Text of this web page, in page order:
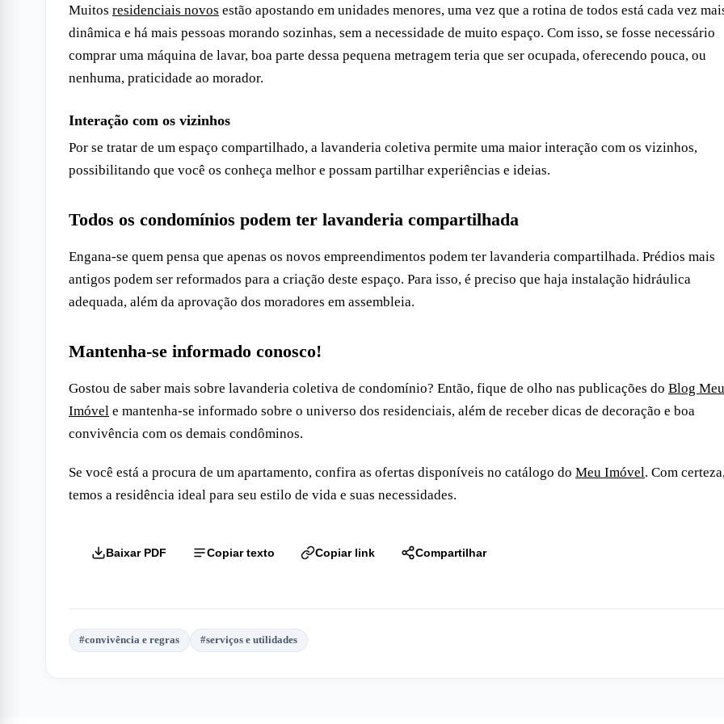
Muitos residenciais novos estão apostando em unidades menores, uma vez que a rotina de todos está cada vez
dinâmica e há mais pessoas morando sozinhas, sem a necessidade de muito espaço. Com isso, se fosse necessário
comprar uma máquina de lavar, boa parte dessa pequena metragem teria que ser ocupada, oferecendo pouca, ou
nenhuma, praticidade ao morador.
Interação com os vizinhos
Por se tratar de um espaço compartilhado, a lavanderia coletiva permite uma maior interação com os vizinhos,
possibilitando que você os conheça melhor e possam partilhar experiências e ideias.
Todos os condomínios podem ter lavanderia compartilhada
Engana-se quem pensa que apenas os novos empreendimentos podem ter lavanderia compartilhada. Prédios mais
antigos podem ser reformados para a criação deste espaço. Para isso, é preciso que haja instalação hidráulica
adequada, além da aprovação dos moradores em assembleia.
Mantenha-se informado conosco!
Gostou de saber mais sobre lavanderia coletiva de condomínio? Então, fique de olho nas publicações do Blog Meu
Imóvel e mantenha-se informado sobre o universo dos residenciais, além de receber dicas de decoração e boa
convivência com os demais condôminos.
Se você está a procura de um apartamento, confira as ofertas disponíveis no catálogo do Meu Imóvel. Com
temos a residência ideal para seu estilo de vida e suas necessidades.
Baixar PDF Copiar texto Copiar link Compartilhar
#convivência e regras #serviços e utilidades